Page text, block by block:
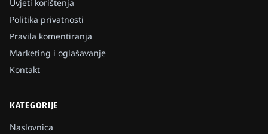
Uvjeti korištenja
Politika privatnosti
Pravila komentiranja
Marketing i oglašavanje
Kontakt
KATEGORIJE
Naslovnica